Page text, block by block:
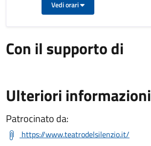
Vedi orari
Con il supporto di
Ulteriori informazioni
Patrocinato da:
https://www.teatrodelsilenzio.it/